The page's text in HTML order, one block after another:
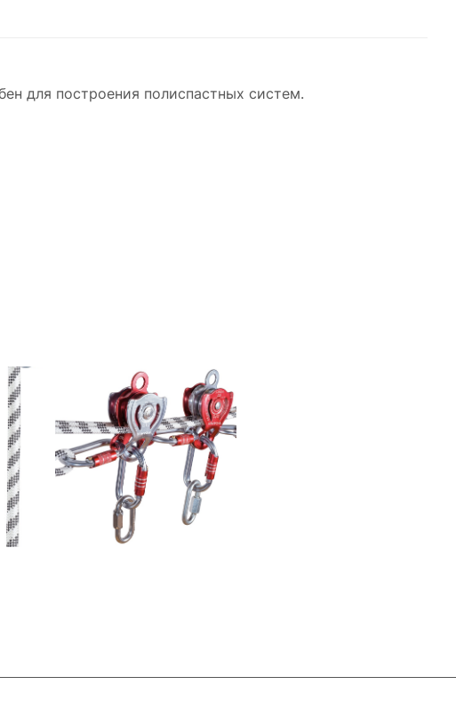
для построения полиспастных систем.